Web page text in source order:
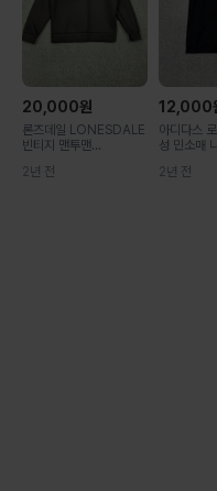
20,000원
론즈데일 LONESDALE
빈티지 맨투맨...
2년 전
12,000
아디다스
성 민소매
2년 전